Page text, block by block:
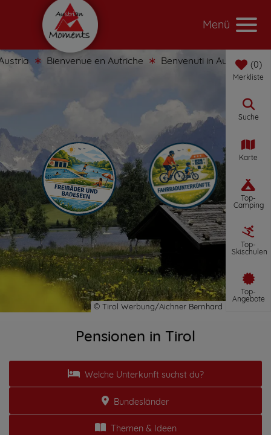
Menü
Bienvenue en Autriche Benvenuti in Austria 0
Merkliste
Suche
Karte
Top-
Camping
Top-
Skischulen
Top-
Angebote
Pensionen in Tirol
Welche Unterkunft suchst du?
Bundesländer
Themen & Ideen